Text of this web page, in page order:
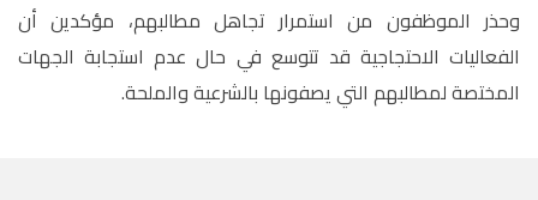
وحذر الموظفون من استمرار تجاهل مطالبهم، مؤكدين أن
الفعاليات الاحتجاجية قد تتوسع في حال عدم استجابة الجهات
المختصة لمطالبهم التي يصفونها بالشرعية والملحة.